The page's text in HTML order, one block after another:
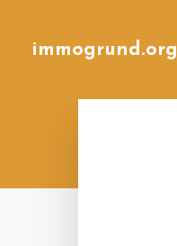
immogrund.org